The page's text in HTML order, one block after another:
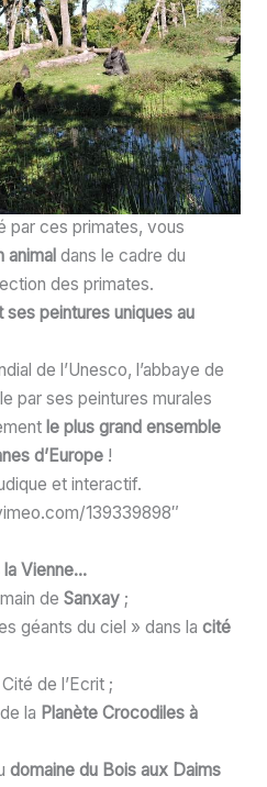
par ces primates, vous
animal dans le cadre du
des primates.
ses peintures uniques au
de l’Unesco, l’abbaye de
par ses peintures murales
le plus grand ensemble
d’Europe!
et interactif.
139339898″
la Vienne…
de Sanxay;
géants du ciel » dans la cité
de l’Ecrit ;
la Planète Crocodiles à
domaine du Bois aux Daims